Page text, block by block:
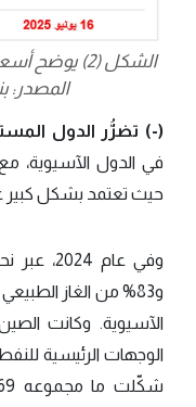
المصدر:
(-) تضرُّر الدول
في الدول الآسيوية،
حيث تعتمد بشكل كبير
و83% من الغاز
الآسيوية. وكانت
الوجهات الرئيسية